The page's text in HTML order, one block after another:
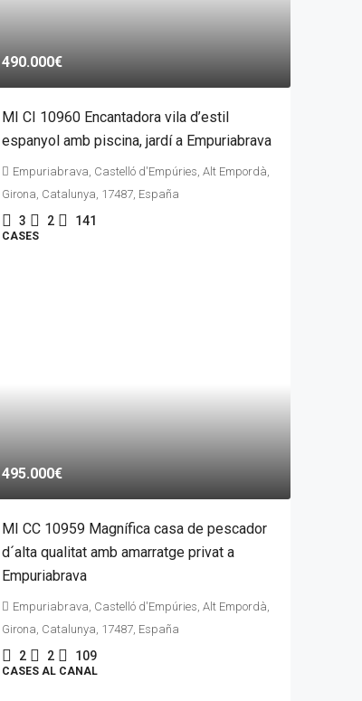
490.000€
MI CI 10960 Encantadora vila d’estil
espanyol amb piscina, jardí a Empuriabrava
Empuriabrava, Castelló d'Empúries, Alt Empordà,
Girona, Catalunya, 17487, España
3 2 141
CASES
495.000€
MI CC 10959 Magnífica casa de pescador
d´alta qualitat amb amarratge privat a
Empuriabrava
Empuriabrava, Castelló d'Empúries, Alt Empordà,
Girona, Catalunya, 17487, España
2 2 109
CASES AL CANAL